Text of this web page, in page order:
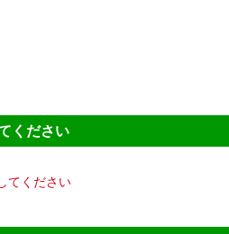
ください
てください